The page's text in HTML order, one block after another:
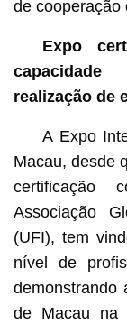
de cooperação
Expo
realização de
A Expo
Macau, desde
certificação
Associação
(UFI), tem
nível de
demonstrando
de Macau na